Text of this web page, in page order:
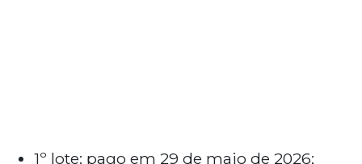
1º lote: pago em 29 de maio de 2026;